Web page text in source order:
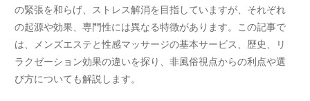
の緊張を和らげ、ストレス解消を目指していますが、それぞれ
の起源や効果、専門性には異なる特徴があります。この記事で
は、メンズエステと性感マッサージの基本サービス、歴史、リ
ラクゼーション効果の違いを探り、非風俗視点からの利点や選
び方についても解説します。